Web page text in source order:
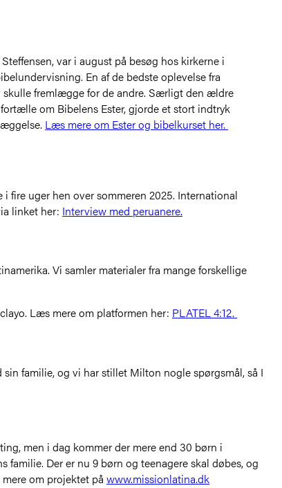
var i august på besøg hos kirkerne i
En af de bedste oplevelse fra
skulle fremlægge for de andre. Særligt den ældre
om Bibelens Ester, gjorde et stort indtryk
Læs mere om Ester og bibelkurset her.
fire uger hen over sommeren 2025. International
linket her: Interview med peruanere.
Vi samler materialer fra mange forskellige
Læs mere om platformen her: PLATEL 4:12.
familie, og vi har stillet Milton nogle spørgsmål, så I
men i dag kommer der mere end 30 børn i
Der er nu 9 børn og teenagere skal døbes, og
om projektet på www.missionlatina.dk